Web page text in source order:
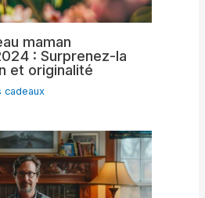
maman
: Surprenez-la
et originalité
cadeaux